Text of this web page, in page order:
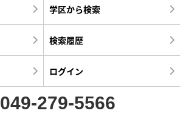
学区から検索
検索履歴
ログイン
049-279-5566